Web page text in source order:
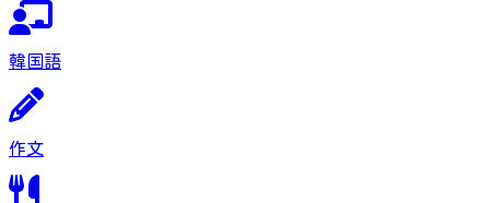
韓国語
作文